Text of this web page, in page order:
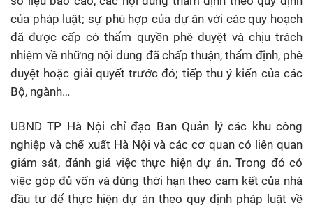
của pháp luật; sự phù hợp của dự án với các quy hoạch
đã được cấp có thẩm quyền phê duyệt và chịu trách
nhiệm về những nội dung đã chấp thuận, thẩm định, phê
duyệt hoặc giải quyết trước đó; tiếp thu ý kiến của các
Bộ, ngành…
UBND TP Hà Nội chỉ đạo Ban Quản lý các khu công
nghiệp và chế xuất Hà Nội và các cơ quan có liên quan
giám sát, đánh giá việc thực hiện dự án. Trong đó có
việc góp đủ vốn và đúng thời hạn theo cam kết của nhà
đầu tư để thực hiện dự án theo quy định pháp luật về